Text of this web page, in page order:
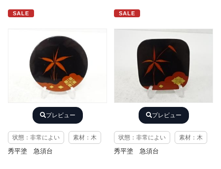
SALE
プレビュー
状態：非常によい 素材：木
秀平塗 急須台
SALE
プレビュー
状態：非常によい 素材：木
秀平塗 急須台